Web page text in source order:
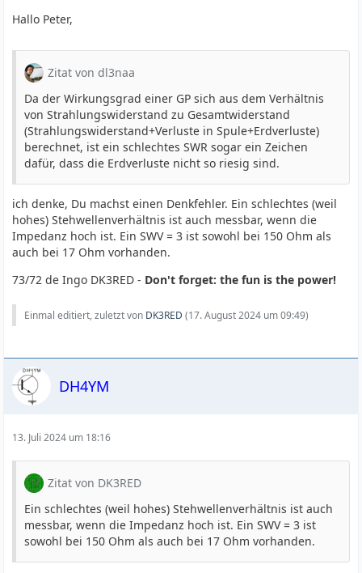
Hallo Peter,
Zitat von dl3naa
Da der Wirkungsgrad einer GP sich aus dem Verhältnis
von Strahlungswiderstand zu Gesamtwiderstand
(Strahlungswiderstand+Verluste in Spule+Erdverluste)
berechnet, ist ein schlechtes SWR sogar ein Zeichen
dafür, dass die Erdverluste nicht so riesig sind.
ich denke, Du machst einen Denkfehler. Ein schlechtes (weil
hohes) Stehwellenverhältnis ist auch messbar, wenn die
Impedanz hoch ist. Ein SWV = 3 ist sowohl bei 150 Ohm als
auch bei 17 Ohm vorhanden.
73/72 de Ingo DK3RED - Don't forget: the fun is the power!
Einmal editiert, zuletzt von DK3RED (17. August 2024 um 09:49)
DH4YM
13. Juli 2024 um 18:16
Zitat von DK3RED
Ein schlechtes (weil hohes) Stehwellenverhältnis ist auch
messbar, wenn die Impedanz hoch ist. Ein SWV = 3 ist
sowohl bei 150 Ohm als auch bei 17 Ohm vorhanden.